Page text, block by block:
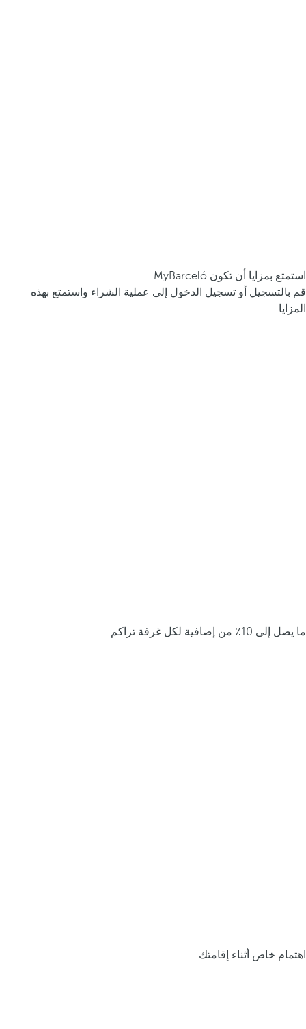
استمتع بمزايا أن تكون MyBarceló
قم بالتسجيل أو تسجيل الدخول إلى عملية الشراء واستمتع بهذه
المزايا.
ما يصل إلى 10٪ من إضافية لكل غرفة تراكم
اهتمام خاص أثناء إقامتك